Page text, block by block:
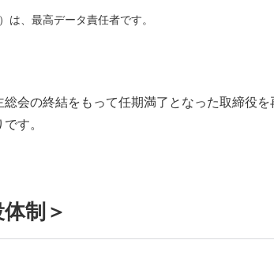
、最高データ責任者です。
会の終結をもって任期満了となった取締役
す。
制＞